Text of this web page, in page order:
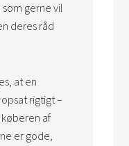
gerne vil
deres råd
at en
rigtigt –
af
er gode,